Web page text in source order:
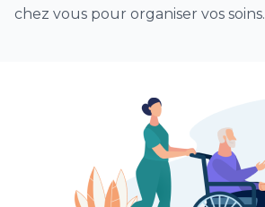
chez vous pour organiser vos soins.